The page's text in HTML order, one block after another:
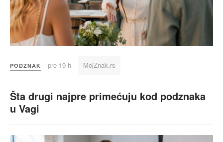
PODZNAK pre 19 h MojZnak.rs
Šta drugi najpre primećuju kod podznaka
u Vagi